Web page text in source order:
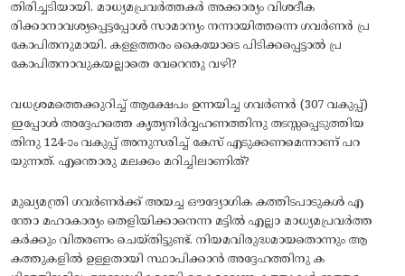
തിരിച്ചടിയായി. മാധ്യമപ്രവർത്തകർ അക്കാര്യം വിശദീക
രിക്കാനാവശ്യപ്പെട്ടപ്പോൾ സാമാന്യം നന്നായിത്തന്നെ ഗവർണർ പ്ര
കോപിതനുമായി. കള്ളത്തരം കൈയോടെ പിടിക്കപ്പെട്ടാൽ പ്ര
കോപിതനാവുകയല്ലാതെ വേറെന്തു വഴി?
വധശ്രമത്തെക്കുറിച്ച് ആക്ഷേപം ഉന്നയിച്ച ഗവർണർ (307 വകുപ്പ്)
ഇപ്പോൾ അദ്ദേഹത്തെ കൃത്യനിർവ്വഹണത്തിനു തടസ്സപ്പെടുത്തിയ
തിനു 124-ാം വകുപ്പ് അനുസരിച്ച് കേസ് എടുക്കണമെന്നാണ് പറ
യുന്നത്. എന്തൊരു മലക്കം മറിച്ചിലാണിത്?
മുഖ്യമന്ത്രി ഗവർണർക്ക് അയച്ച ഔദ്യോഗിക കത്തിടപാടുകൾ എ
ന്തോ മഹാകാര്യം തെളിയിക്കാനെന്ന മട്ടിൽ എല്ലാ മാധ്യമപ്രവർത്ത
കർക്കും വിതരണം ചെയ്തിട്ടുണ്ട്. നിയമവിരുദ്ധമായതൊന്നും ആ
കത്തുകളിൽ ഉള്ളതായി സ്ഥാപിക്കാൻ അദ്ദേഹത്തിനു ക